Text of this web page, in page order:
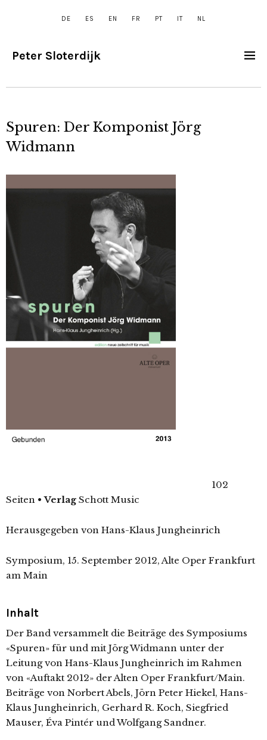
DE ES EN FR PT IT NL
Peter Sloterdijk
Spuren: Der Komponist Jörg
Widmann
102
Seiten • Verlag Schott Music
Herausgegeben von Hans-Klaus Jungheinrich
Symposium, 15. September 2012, Alte Oper Frankfurt
am Main
Inhalt
Der Band versammelt die Beiträge des Symposiums
«Spuren» für und mit Jörg Widmann unter der
Leitung von Hans-Klaus Jungheinrich im Rahmen
von «Auftakt 2012» der Alten Oper Frankfurt/Main.
Beiträge von Norbert Abels, Jörn Peter Hiekel, Hans-
Klaus Jungheinrich, Gerhard R. Koch, Siegfried
Mauser, Éva Pintér und Wolfgang Sandner.